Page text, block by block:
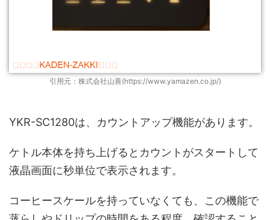
引用元：株式会社山善(https://www.yamazen.co.jp/)
YKR-SC1280は、カウントアップ機能があります。
ケトル本体を持ち上げるとカウントがスタートして
液晶画面に秒単位で表示されます。
コーヒースケールを持っていなくても、この機能で